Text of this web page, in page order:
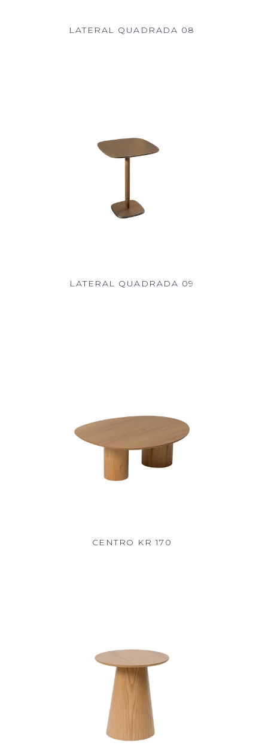
LATERAL QUADRADA 08
LATERAL QUADRADA 09
CENTRO KR 170